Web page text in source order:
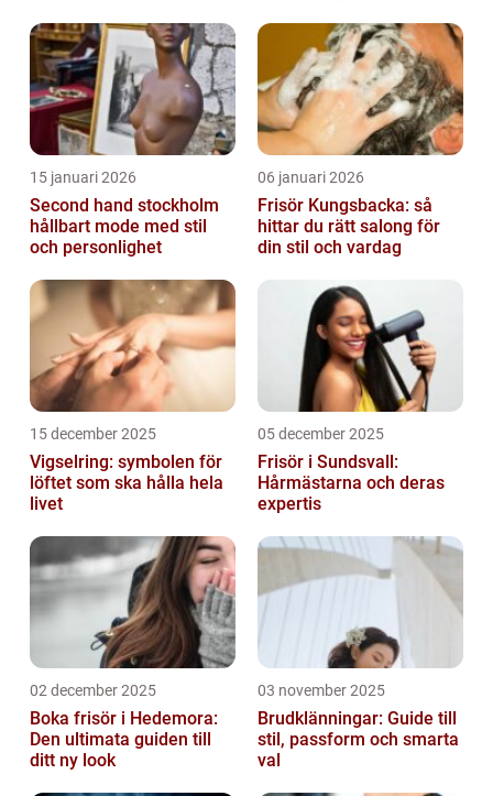
15 januari 2026
Second hand stockholm
hållbart mode med stil
och personlighet
06 januari 2026
Frisör Kungsbacka: så
hittar du rätt salong för
din stil och vardag
15 december 2025
Vigselring: symbolen för
löftet som ska hålla hela
livet
05 december 2025
Frisör i Sundsvall:
Hårmästarna och deras
expertis
02 december 2025
Boka frisör i Hedemora:
Den ultimata guiden till
ditt ny look
03 november 2025
Brudklänningar: Guide till
stil, passform och smarta
val